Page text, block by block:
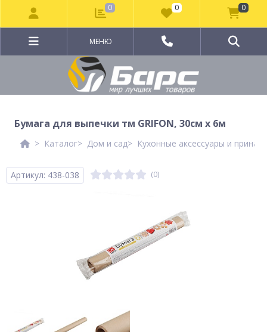
МЕНЮ
Бумага для выпечки тм GRIFON, 30см x 6м
Каталог Дом и сад Кухонные аксессуары и
Артикул: 438-038 (0)
0 0 0